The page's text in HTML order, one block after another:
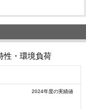
性・環境負荷
2024年度の実績値